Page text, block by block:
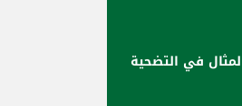
في التضحية